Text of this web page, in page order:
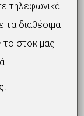
τηλεφωνικά
τα διαθέσιμα
το στοκ μας
: